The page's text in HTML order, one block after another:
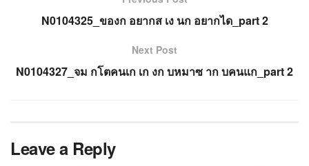
N0104325_ของก อยากส เง นก อยากได_part 2
Next Post
N0104327_จม กโตคนเก เก งก บหมาซ าก บคนแก_part 2
Leave a Reply